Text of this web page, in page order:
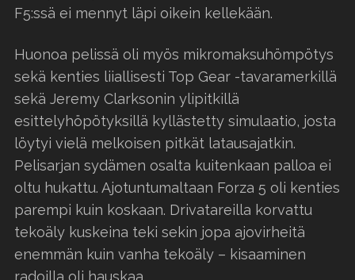
F5:ssä ei mennyt läpi oikein kellekään.
Huonoa pelissä oli myös mikromaksuhömpötys
sekä kenties liiallisesti Top Gear -tavaramerkillä
sekä Jeremy Clarksonin ylipitkillä
esittelyhöpötyksillä kyllästetty simulaatio, josta
löytyi vielä melkoisen pitkät latausajatkin.
Pelisarjan sydämen osalta kuitenkaan palloa ei
oltu hukattu. Ajotuntumaltaan Forza 5 oli kenties
parempi kuin koskaan. Drivatareilla korvattu
tekoäly kuskeina teki sekin jopa ajovirheitä
enemmän kuin vanha tekoäly – kisaaminen
radoilla oli hauskaa.